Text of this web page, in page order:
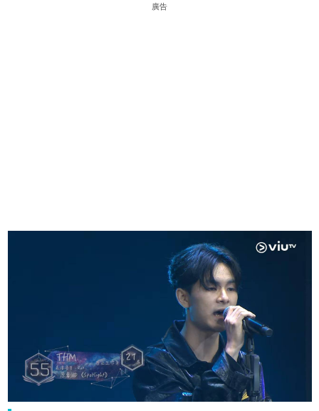
廣告